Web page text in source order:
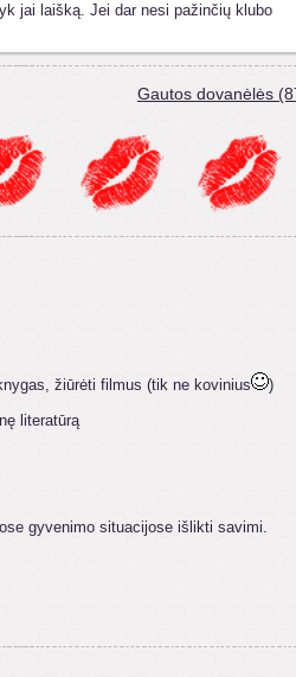
jai laišką. Jei dar nesi pažinčių klubo
Gautos dovanėlės
žiūrėti filmus (tik ne kovinius
)
literatūrą
gyvenimo situacijose išlikti savimi.